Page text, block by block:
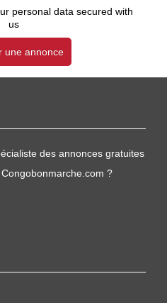
personal data secured with
us
une annonce
des annonces gratuites
?